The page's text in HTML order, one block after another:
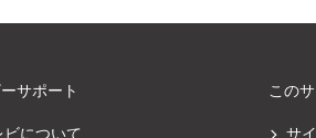
サポート
ビについて
この
サ